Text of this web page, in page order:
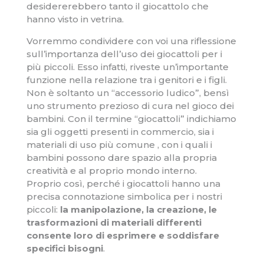
desidererebbero tanto il giocattolo che
hanno visto in vetrina.
Vorremmo condividere con voi una riflessione
sull’importanza dell’uso dei giocattoli per i
più piccoli. Esso infatti, riveste un’importante
funzione nella relazione tra i genitori e i figli.
Non è soltanto un “accessorio ludico”, bensì
uno strumento prezioso di cura nel gioco dei
bambini. Con il termine “giocattoli” indichiamo
sia gli oggetti presenti in commercio, sia i
materiali di uso più comune , con i quali i
bambini possono dare spazio alla propria
creatività e al proprio mondo interno.
Proprio così, perché i giocattoli hanno una
precisa connotazione simbolica per i nostri
piccoli: la manipolazione, la creazione, le
trasformazioni di materiali differenti
consente loro di esprimere e soddisfare
specifici bisogni.